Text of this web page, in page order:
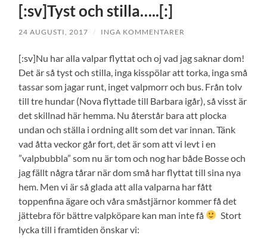
[:sv]Tyst och stilla…..[:]
24 AUGUSTI, 2017 / INGA KOMMENTARER
[:sv]Nu har alla valpar flyttat och oj vad jag saknar dom!
Det är så tyst och stilla, inga kisspölar att torka, inga små
tassar som jagar runt, inget valpmorr och bus. Från tolv
till tre hundar (Nova flyttade till Barbara igår), så visst är
det skillnad här hemma. Nu återstår bara att plocka
undan och ställa i ordning allt som det var innan. Tänk
vad åtta veckor går fort, det är som att vi levt i en
”valpbubbla” som nu är tom och nog har både Bosse och
jag fällt några tårar när dom små har flyttat till sina nya
hem. Men vi är så glada att alla valparna har fått
toppenfina ägare och våra småstjärnor kommer få det
jättebra för bättre valpköpare kan man inte få
Stort
lycka till i framtiden önskar vi: